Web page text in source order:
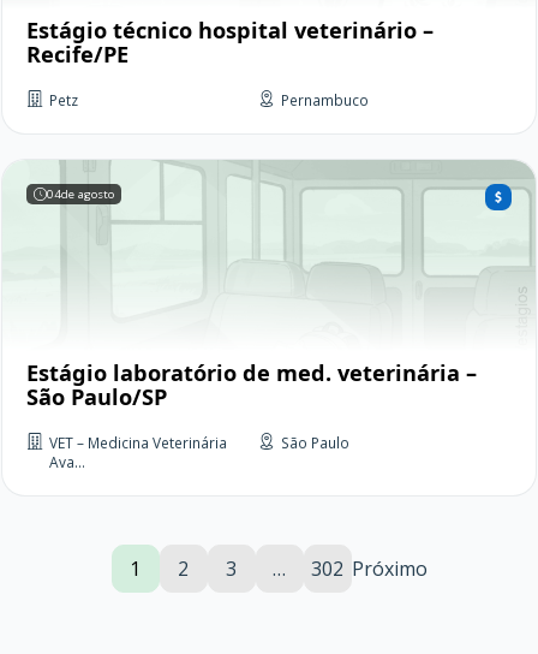
Estágio técnico hospital veterinário –
Recife/PE
Petz Pernambuco
04de agosto
Estágio laboratório de med. veterinária –
São Paulo/SP
VET – Medicina Veterinária
Ava...
São Paulo
1 2 3 … 302 Próximo